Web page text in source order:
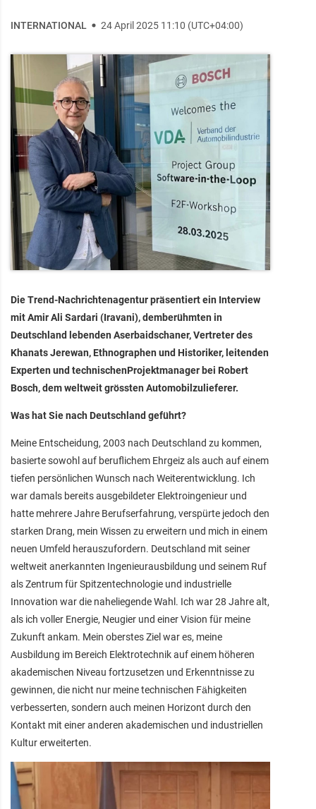
INTERNATIONAL 24 April 2025 11:10 (UTC+04:00)
Die Trend-Nachrichtenagentur präsentiert ein Interview
mit Amir Ali Sardari (Iravani), demberühmten in
Deutschland lebenden Aserbaidschaner, Vertreter des
Khanats Jerewan, Ethnographen und Historiker, leitenden
Experten und technischenProjektmanager bei Robert
Bosch, dem weltweit grössten Automobilzulieferer.
Was hat Sie nach Deutschland geführt?
Meine Entscheidung, 2003 nach Deutschland zu kommen,
basierte sowohl auf beruflichem Ehrgeiz als auch auf einem
tiefen persönlichen Wunsch nach Weiterentwicklung. Ich
war damals bereits ausgebildeter Elektroingenieur und
hatte mehrere Jahre Berufserfahrung, verspürte jedoch den
starken Drang, mein Wissen zu erweitern und mich in einem
neuen Umfeld herauszufordern. Deutschland mit seiner
weltweit anerkannten Ingenieurausbildung und seinem Ruf
als Zentrum für Spitzentechnologie und industrielle
Innovation war die naheliegende Wahl. Ich war 28 Jahre alt,
als ich voller Energie, Neugier und einer Vision für meine
Zukunft ankam. Mein oberstes Ziel war es, meine
Ausbildung im Bereich Elektrotechnik auf einem höheren
akademischen Niveau fortzusetzen und Erkenntnisse zu
gewinnen, die nicht nur meine technischen Fähigkeiten
verbesserten, sondern auch meinen Horizont durch den
Kontakt mit einer anderen akademischen und industriellen
Kultur erweiterten.